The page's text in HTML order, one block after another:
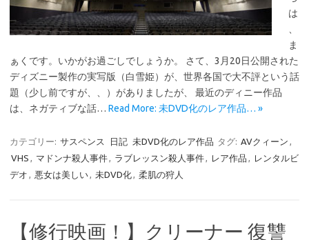
は
ま
ぁくです。いかがお過ごしでしょうか。 さて、3月20日公開された
ディズニー製作の実写版（白雪姫）が、世界各国で大不評という話
題（少し前ですが、、）がありましたが、 最近のディニー作品
は、ネガティブな話… Read More: 未DVD化のレア作品… »
カテゴリー: サスペンス 日記 未DVD化のレア作品 タグ: AVクィーン ,
VHS , マドンナ殺人事件, ラブレッスン殺人事件, レア作品 , レンタルビ
デオ , 悪女は美しい, 未DVD化, 柔肌の狩人
【修行映画！】クリーナー 復讐